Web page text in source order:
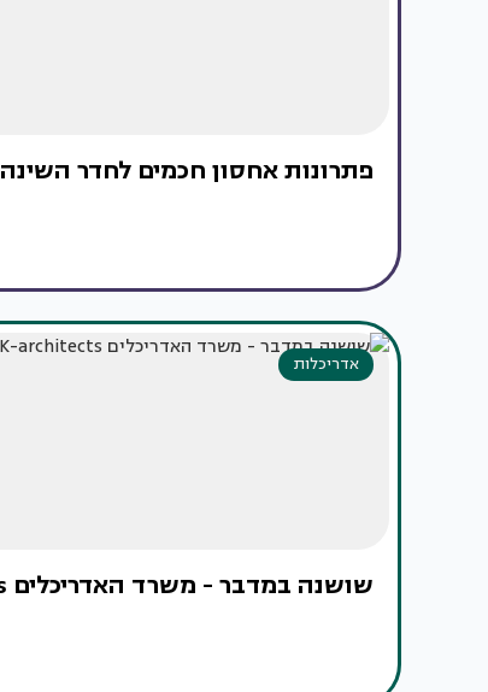
פתרונות אחסון חכמים לחדר השינה
אדריכלות
שושנה במדבר - משרד האדריכלים IK-architects